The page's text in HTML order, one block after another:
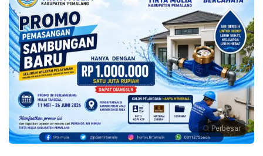
Perbesar